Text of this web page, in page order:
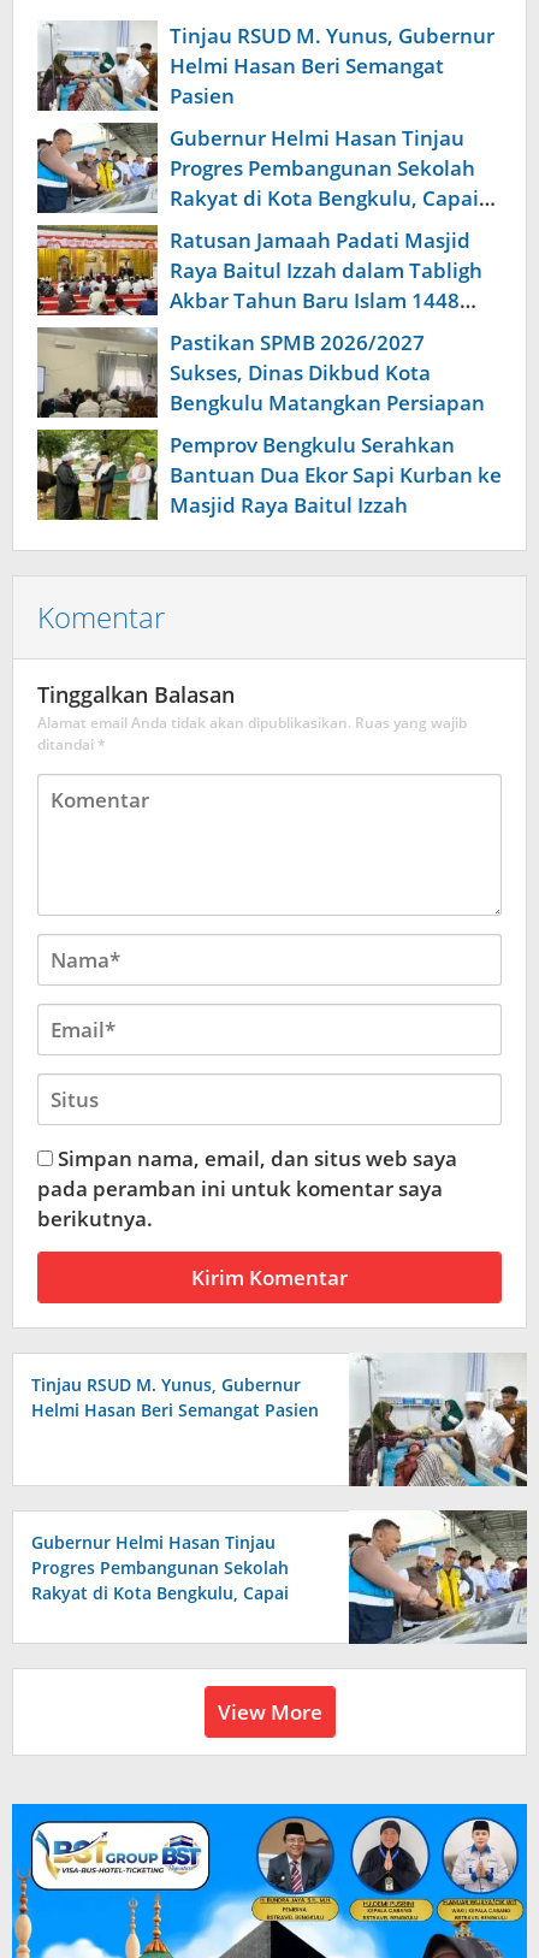
Tinjau RSUD M. Yunus, Gubernur
Helmi Hasan Beri Semangat
Pasien
Gubernur Helmi Hasan Tinjau
Progres Pembangunan Sekolah
Rakyat di Kota Bengkulu, Capai
96,91 Persen
Ratusan Jamaah Padati Masjid
Raya Baitul Izzah dalam Tabligh
Akbar Tahun Baru Islam 1448
Hijriah
Pastikan SPMB 2026/2027
Sukses, Dinas Dikbud Kota
Bengkulu Matangkan Persiapan
Pemprov Bengkulu Serahkan
Bantuan Dua Ekor Sapi Kurban ke
Masjid Raya Baitul Izzah
Komentar
Tinggalkan Balasan
Alamat email Anda tidak akan dipublikasikan. Ruas yang wajib
ditandai *
Simpan nama, email, dan situs web saya
pada peramban ini untuk komentar saya
berikutnya.
Tinjau RSUD M. Yunus, Gubernur
Helmi Hasan Beri Semangat Pasien
Gubernur Helmi Hasan Tinjau
Progres Pembangunan Sekolah
Rakyat di Kota Bengkulu, Capai
View More